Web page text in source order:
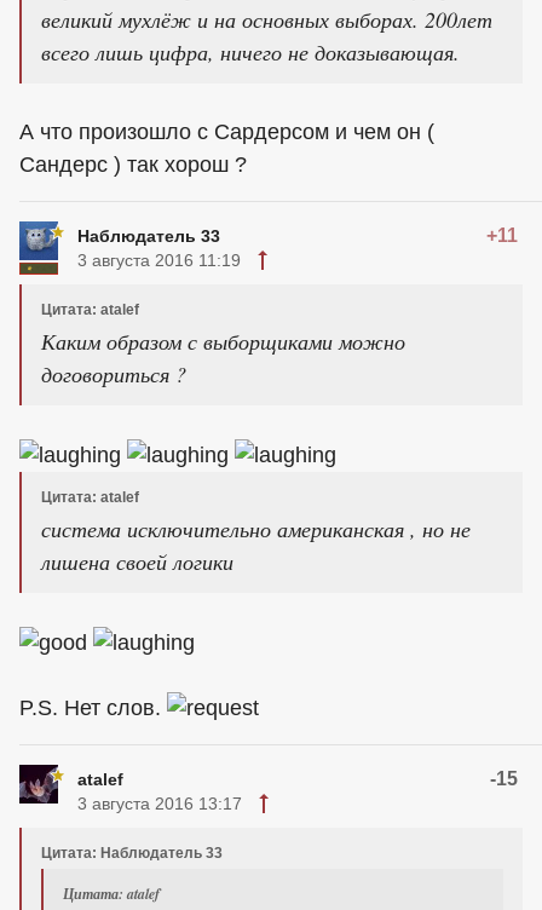
великий мухлёж и на основных выборах. 200лет
всего лишь цифра, ничего не доказывающая.
А что произошло с Сардерсом и чем он (
Сандерс ) так хорош ?
Наблюдатель 33 +11
3 августа 2016 11:19
Цитата: atalef
Каким образом с выборщиками можно
договориться ?
Цитата: atalef
система исключительно американская , но не
лишена своей логики
P.S. Нет слов.
atalef -15
3 августа 2016 13:17
Цитата: Наблюдатель 33
Цитата: atalef